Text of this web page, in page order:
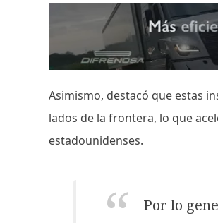
Asimismo, destacó que estas
lados de la frontera, lo que
estadounidenses.
Por lo